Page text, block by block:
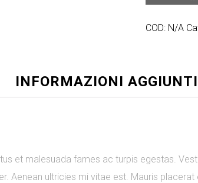
COD: N/A
INFORMAZIONI
et malesuada fames ac turpis egestas.
Aenean ultricies mi vitae est. Mauris placerat